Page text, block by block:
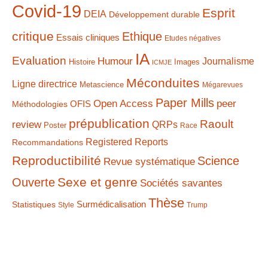
Covid-19 DEIA Développement durable Esprit
critique Essais cliniques Ethique Etudes négatives
Evaluation Histoire Humour IA ICMJE Images Journalisme
Ligne directrice Metascience Méconduites Mégarevues
Méthodologies OFIS Open Access Paper Mills peer
review Poster prépublication QRPs Race Raoult
Recommandations Registered Reports
Reproductibilité Revue systématique Science
Ouverte Sexe et genre Sociétés savantes
Statistiques Style Surmédicalisation Thèse Trump